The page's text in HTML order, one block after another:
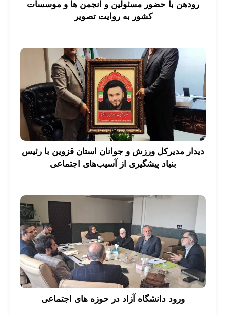
رودهن با حضور مسئولین و انجمن ها و موسسات
کشور به روایت تصویر
دیدار مدیرکل ورزش و جوانان استان قزوین با رئیس
بنیاد پیشگیری از آسیب‌های اجتماعی
ورود دانشگاه آزاد در حوزه های اجتماعی